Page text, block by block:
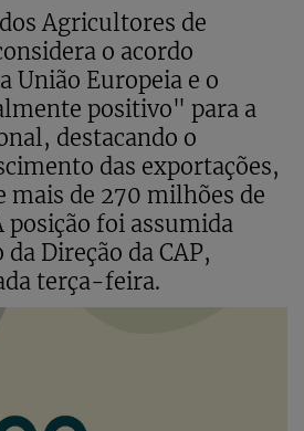
Agricultores de
o acordo
União Europeia e o
positivo" para a
destacando o
das exportações,
mais de 270 milhões de
posição foi assumida
Direção da CAP,
terça-feira.